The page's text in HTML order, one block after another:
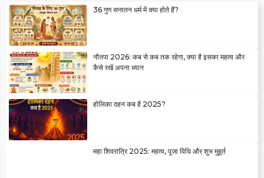
36 गुण सनातन धर्म में क्या होते हैं?
नौतपा 2026: कब से कब तक रहेगा, क्या है इसका महत्व और
कैसे रखें अपना ध्यान
होलिका दहन कब है 2025?
महा शिवरात्रि 2025: महत्व, पूजा विधि और शुभ मुहूर्त